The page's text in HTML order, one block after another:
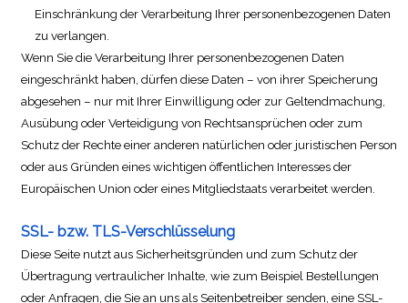
Einschränkung der Verarbeitung Ihrer personenbezogenen Daten
zu verlangen.
Wenn Sie die Verarbeitung Ihrer personenbezogenen Daten
eingeschränkt haben, dürfen diese Daten – von ihrer Speicherung
abgesehen – nur mit Ihrer Einwilligung oder zur Geltendmachung,
Ausübung oder Verteidigung von Rechtsansprüchen oder zum
Schutz der Rechte einer anderen natürlichen oder juristischen Person
oder aus Gründen eines wichtigen öffentlichen Interesses der
Europäischen Union oder eines Mitgliedstaats verarbeitet werden.
SSL- bzw. TLS-Verschlüsselung
Diese Seite nutzt aus Sicherheitsgründen und zum Schutz der
Übertragung vertraulicher Inhalte, wie zum Beispiel Bestellungen
oder Anfragen, die Sie an uns als Seitenbetreiber senden, eine SSL-